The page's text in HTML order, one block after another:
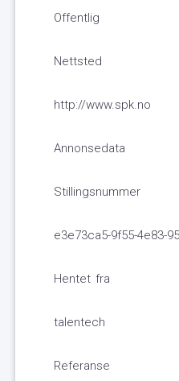
Offentlig
Nettsted
http://www.spk.no
Annonsedata
Stillingsnummer
e3e73ca5-9f55-4e83-
Hentet fra
talentech
Referanse